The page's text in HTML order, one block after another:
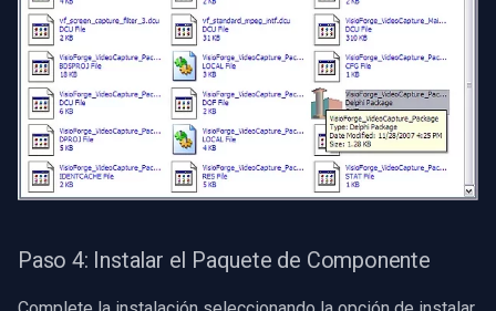
Mobotix
Avigilon
AVTech
LILIN
Zavio
Paso 4: Instalar el Paquete de Componente